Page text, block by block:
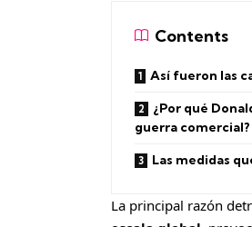
Contents
Así fueron las
¿Por qué
guerra comercial?
Las medidas
La principal razón